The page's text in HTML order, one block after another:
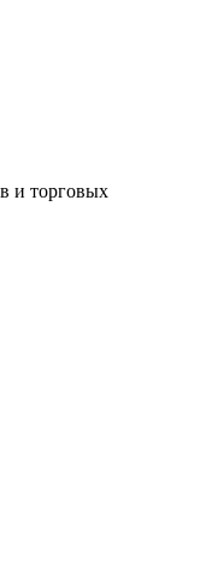
и торговых